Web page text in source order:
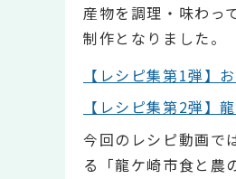
産物を調理・味わっ
制作となりました。
【レシピ集第1弾】
【レシピ集第2弾】
今回のレシピ動画で
る「龍ケ崎市食と農